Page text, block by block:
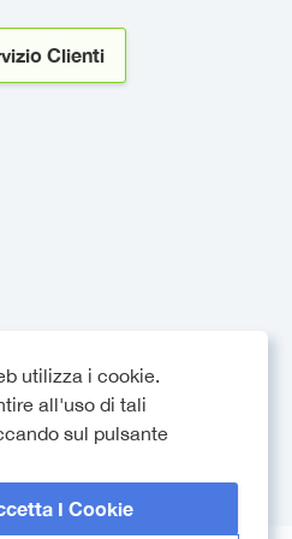
utilizza i cookie.
all'uso di tali
sul pulsante
I Cookie
lo
navigare in
Clienti